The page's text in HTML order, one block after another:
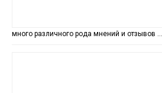
много различного рода мнений и отзывов …